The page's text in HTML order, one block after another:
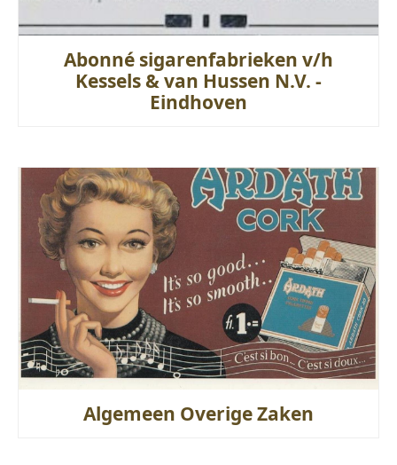
Abonné sigarenfabrieken v/h
Kessels & van Hussen N.V. -
Eindhoven
Algemeen Overige Zaken